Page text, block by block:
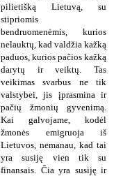
pilietišką Lietuvą, su
stipriomis
bendruomenėmis, kurios
nelauktų, kad valdžia kažką
paduos, kurios pačios kažką
darytų ir veiktų. Tas
veikimas svarbus ne tik
valstybei, jis įprasmina ir
pačių žmonių gyvenimą.
Kai galvojame, kodėl
žmonės emigruoja iš
Lietuvos, nemanau, kad tai
yra susiję vien tik su
finansais. Čia yra susiję ir